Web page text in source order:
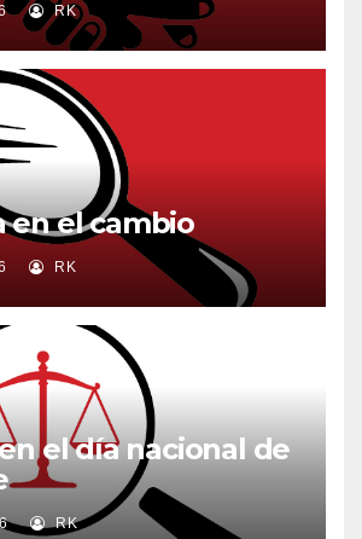
RK
en el cambio
RK
el día nacional de
RK